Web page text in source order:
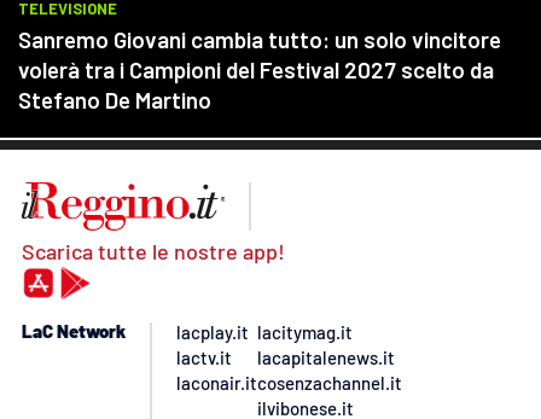
Scarica tutte le nostre app!
LaC Network
lacplay.it
lactv.it
laconair.it
lacitymag.it
lacapitalenews.it
cosenzachannel.it
ilvibonese.it